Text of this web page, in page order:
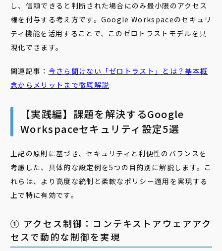
し、信頼できると判断された場合にのみ最小限のアクセス
権を付与する考え方です。Google Workspaceのセキュリ
ティ機能を活用することで、このゼロトラストモデルを具
現化できます。
関連記事： 今さら聞けない「ゼロトラスト」とは？基本概
念からメリットまで徹底解説
【実践編】課題を解決するGoogle
Workspaceセキュリティ設定5選
上記の原則に基づき、セキュリティと利便性のバランスを
考慮した、具体的な設定例を5つの目的別に解説します。こ
れらは、より高度な統制と柔軟なポリシー適用を実現する
上で特に有効です。
① アクセス制御：コンテキストアウェアアク
セスで動的な制御を実現